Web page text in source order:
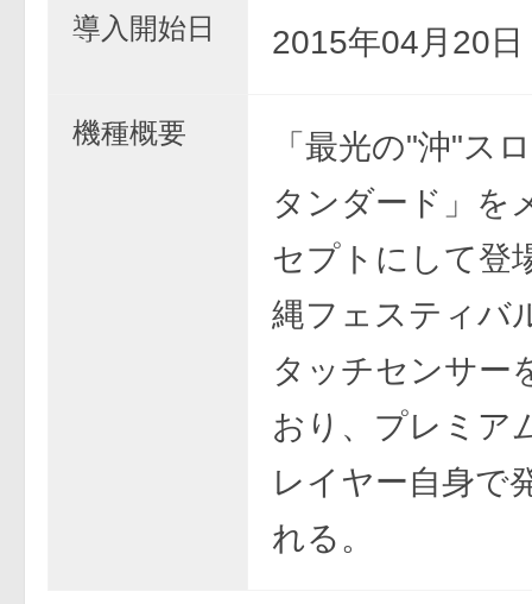
導入開始日 2015年04月20日
機種概要
「最光の"沖"ス
タンダード」を
セプトにして登
縄フェスティバ
タッチセンサー
おり、プレミア
レイヤー自身で
れる。